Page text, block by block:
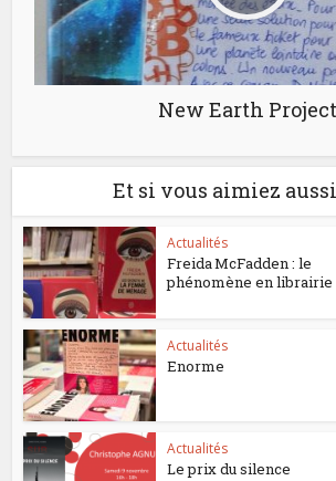
New Earth Project
Et si vous aimiez
Actualités
Freida McFadden : le
phénomène en librairie
Actualités
Enorme
Actualités
Le prix du silence